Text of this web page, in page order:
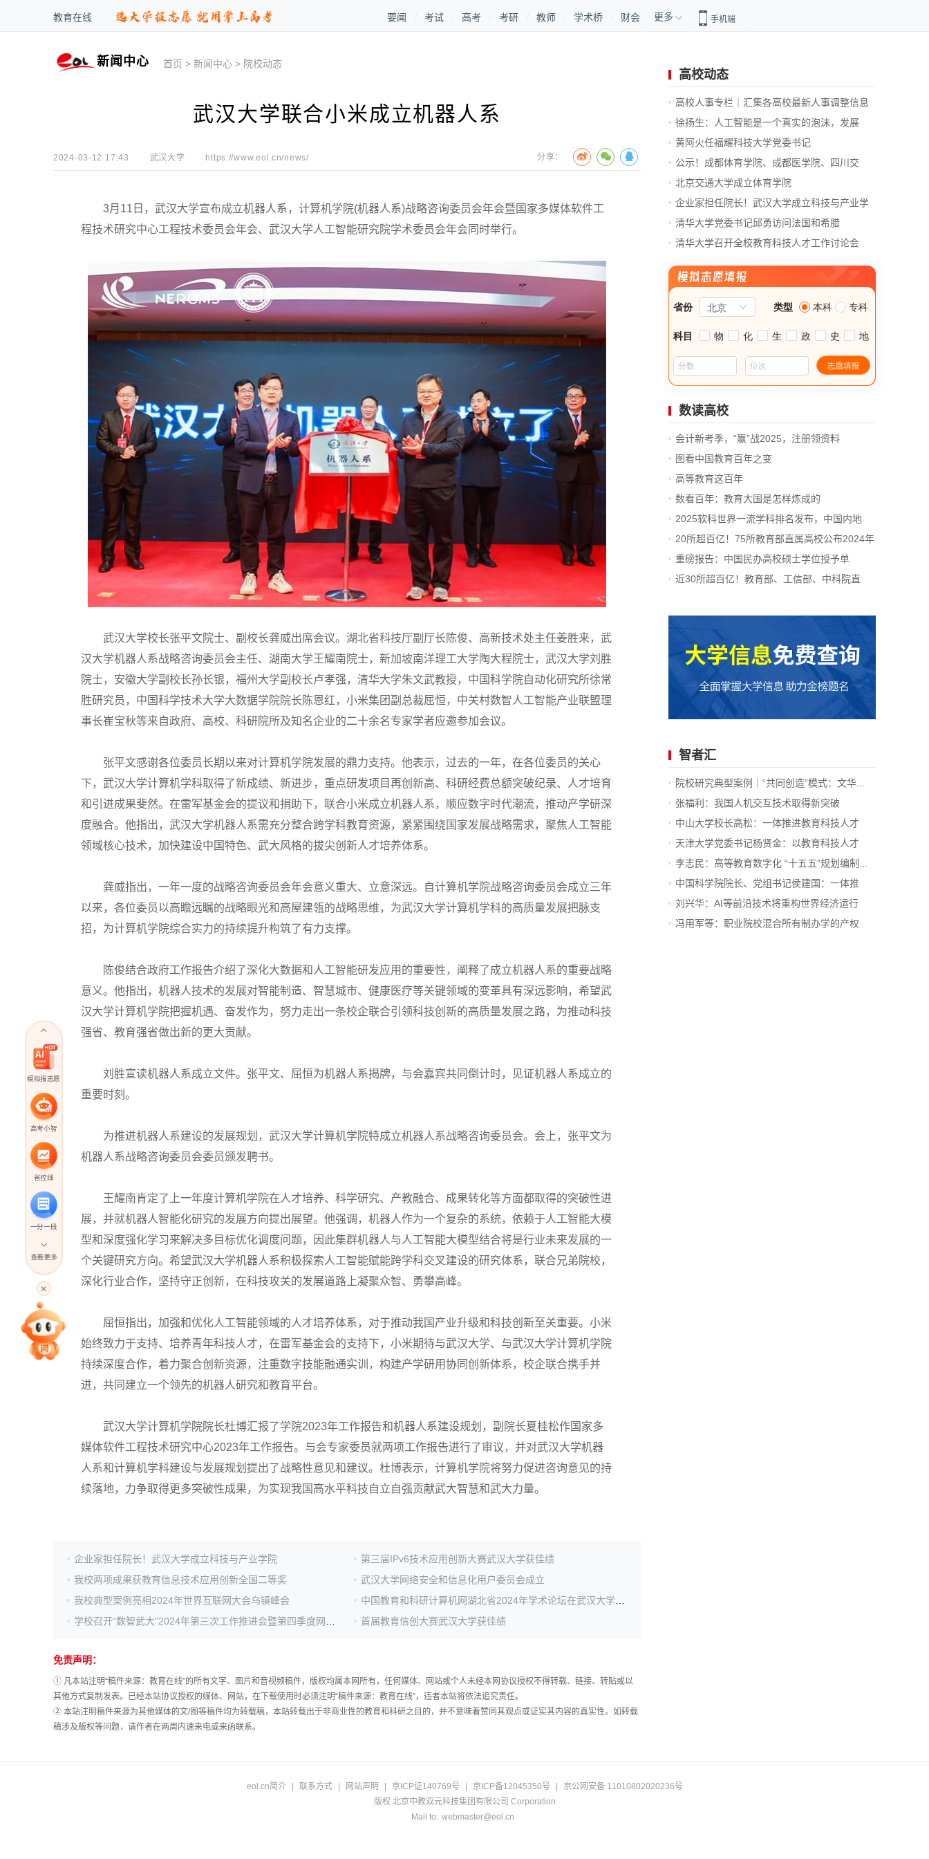
教育在线 要闻 考试 高考 考研 教师 学术桥 财会 更多 手机端
新闻中心 首页 >新闻中心 > 院校动态
武汉大学联合小米成立机器人系
2024-03-12 17:43 武汉大学 https://www.eol.cn/news/ 分享：
3月11日，武汉大学宣布成立机器人系，计算机学院(机器人系)战略咨询委员会年会暨国家多媒体软件工
程技术研究中心工程技术委员会年会、武汉大学人工智能研究院学术委员会年会同时举行。
武汉大学校长张平文院士、副校长龚威出席会议。湖北省科技厅副厅长陈俊、高新技术处主任姜胜来，武
汉大学机器人系战略咨询委员会主任、湖南大学王耀南院士，新加坡南洋理工大学陶大程院士，武汉大学刘胜
院士，安徽大学副校长孙长银，福州大学副校长卢孝强，清华大学朱文武教授，中国科学院自动化研究所徐常
胜研究员，中国科学技术大学大数据学院院长陈恩红，小米集团副总裁屈恒，中关村数智人工智能产业联盟理
事长崔宝秋等来自政府、高校、科研院所及知名企业的二十余名专家学者应邀参加会议。
张平文感谢各位委员长期以来对计算机学院发展的鼎力支持。他表示，过去的一年，在各位委员的关心
下，武汉大学计算机学科取得了新成绩、新进步，重点研发项目再创新高、科研经费总额突破纪录、人才培育
和引进成果斐然。在雷军基金会的提议和捐助下，联合小米成立机器人系，顺应数字时代潮流，推动产学研深
度融合。他指出，武汉大学机器人系需充分整合跨学科教育资源，紧紧围绕国家发展战略需求，聚焦人工智能
领域核心技术，加快建设中国特色、武大风格的拔尖创新人才培养体系。
龚威指出，一年一度的战略咨询委员会年会意义重大、立意深远。自计算机学院战略咨询委员会成立三年
以来，各位委员以高瞻远瞩的战略眼光和高屋建瓴的战略思维，为武汉大学计算机学科的高质量发展把脉支
招，为计算机学院综合实力的持续提升构筑了有力支撑。
陈俊结合政府工作报告介绍了深化大数据和人工智能研发应用的重要性，阐释了成立机器人系的重要战略
意义。他指出，机器人技术的发展对智能制造、智慧城市、健康医疗等关键领域的变革具有深远影响，希望武
汉大学计算机学院把握机遇、奋发作为，努力走出一条校企联合引领科技创新的高质量发展之路，为推动科技
强省、教育强省做出新的更大贡献。
刘胜宣读机器人系成立文件。张平文、屈恒为机器人系揭牌，与会嘉宾共同倒计时，见证机器人系成立的
重要时刻。
为推进机器人系建设的发展规划，武汉大学计算机学院特成立机器人系战略咨询委员会。会上，张平文为
机器人系战略咨询委员会委员颁发聘书。
王耀南肯定了上一年度计算机学院在人才培养、科学研究、产教融合、成果转化等方面都取得的突破性进
展，并就机器人智能化研究的发展方向提出展望。他强调，机器人作为一个复杂的系统，依赖于人工智能大模
型和深度强化学习来解决多目标优化调度问题，因此集群机器人与人工智能大模型结合将是行业未来发展的一
个关键研究方向。希望武汉大学机器人系积极探索人工智能赋能跨学科交叉建设的研究体系，联合兄弟院校，
深化行业合作，坚持守正创新，在科技攻关的发展道路上凝聚众智、勇攀高峰。
屈恒指出，加强和优化人工智能领域的人才培养体系，对于推动我国产业升级和科技创新至关重要。小米
始终致力于支持、培养青年科技人才，在雷军基金会的支持下，小米期待与武汉大学、与武汉大学计算机学院
持续深度合作，着力聚合创新资源，注重数字技能融通实训，构建产学研用协同创新体系，校企联合携手并
进，共同建立一个领先的机器人研究和教育平台。
武汉大学计算机学院院长杜博汇报了学院2023年工作报告和机器人系建设规划，副院长夏桂松作国家多
媒体软件工程技术研究中心2023年工作报告。与会专家委员就两项工作报告进行了审议，并对武汉大学机器
人系和计算机学科建设与发展规划提出了战略性意见和建议。杜博表示，计算机学院将努力促进咨询意见的持
续落地，力争取得更多突破性成果，为实现我国高水平科技自立自强贡献武大智慧和武大力量。
企业家担任院长！武汉大学成立科技与产业学院
第三届IPv6技术应用创新大赛武汉大学获佳绩
我校两项成果获教育信息技术应用创新全国二等奖
武汉大学网络安全和信息化用户委员会成立
我校典型案例亮相2024年世界互联网大会乌镇峰会
首届教育信创大赛武汉大学获佳绩
免责声明：
① 凡本站注明“稿件来源：教育在线”的所有文字、图片和音视频稿件，版权均属本网所有，任何媒体、网站或个人未经本网协议授权不得转载、链接、转贴或以
其他方式复制发表。已经本站协议授权的媒体、网站，在下载使用时必须注明“稿件来源：教育在线”，违者本站将依法追究责任。
② 本站注明稿件来源为其他媒体的文/图等稿件均为转载稿，本站转载出于非商业性的教育和科研之目的，并不意味着赞同其观点或证实其内容的真实性。如转载
稿涉及版权等问题，请作者在两周内速来电或来函联系。
高校动态
高校人事专栏｜汇集各高校最新人事调整信息
徐扬生：人工智能是一个真实的泡沫，发展
前...
黄阿火任福耀科技大学党委书记
公示！成都体育学院、成都医学院、四川交
通...
北京交通大学成立体育学院
企业家担任院长！武汉大学成立科技与产业学
院
清华大学党委书记邱勇访问法国和希腊
清华大学召开全校教育科技人才工作讨论会
模拟报志愿
高考小智
省控线
一分一段
高考直播
专家指导课
查看更多
数读高校
会计新考季，“赢”战2025，注册领资料
图看中国教育百年之变
高等教育这百年
数看百年：教育大国是怎样炼成的
2025软科世界一流学科排名发布，中国内地
14...
20所超百亿！75所教育部直属高校公布2024年
决算
重磅报告：中国民办高校硕士学位授予单
位、...
近30所超百亿！教育部、工信部、中科院直
智者汇
院校研究典型案例｜“共同创造”模式：文华...
张福利：我国人机交互技术取得新突破
中山大学校长高松：一体推进教育科技人才
发...
天津大学党委书记杨贤金：以教育科技人才
一...
李志民：高等教育数字化 “十五五”规划编制...
中国科学院院长、党组书记侯建国：一体推
进...
刘兴华：AI等前沿技术将重构世界经济运行
底...
冯用军等：职业院校混合所有制办学的产权
eol.cn简介 联系方式 网站声明 京ICP证140769号 京ICP备12045350号
京公网安备 11010802020236号
版权 北京中教双元科技集团有限公司 Corporation
Mail to: webmaster@eol.cn